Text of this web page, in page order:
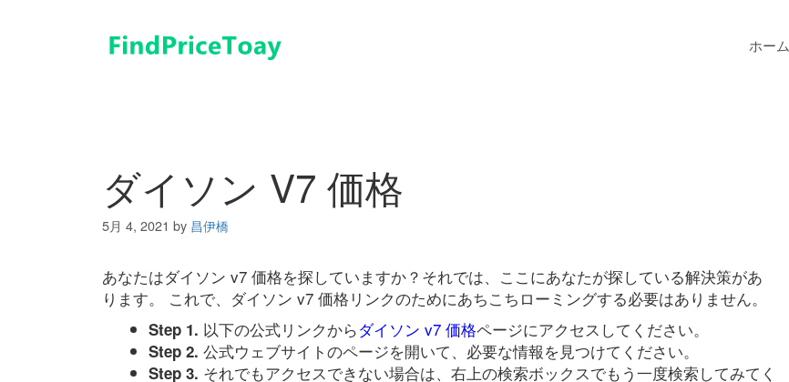
ホーム
ダイソン V7 価格
5月 4, 2021 by 昌伊橋
あなたはダイソン v7 価格を探していますか？それでは、ここにあなたが探している解決策があ
ります。 これで、ダイソン v7 価格リンクのためにあちこちローミングする必要はありません。
Step 1. 以下の公式リンクからダイソン v7 価格ページにアクセスしてください。
Step 2. 公式ウェブサイトのページを開いて、必要な情報を見つけてください。
Step 3. それでもアクセスできない場合は、右上の検索ボックスでもう一度検索してみてく